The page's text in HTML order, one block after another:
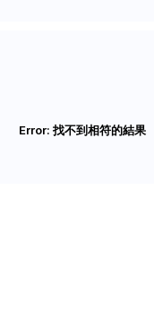
Error: 找不到相符的結果